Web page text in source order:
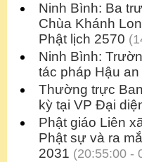
Ninh Bình: Ba
Chùa Khánh
Phật lịch 2570
Ninh Bình:
tác pháp Hậu
Thường trực
kỳ tại VP Đại
Phật giáo Liên
Phật sự và ra
2031 (20:55:00 -